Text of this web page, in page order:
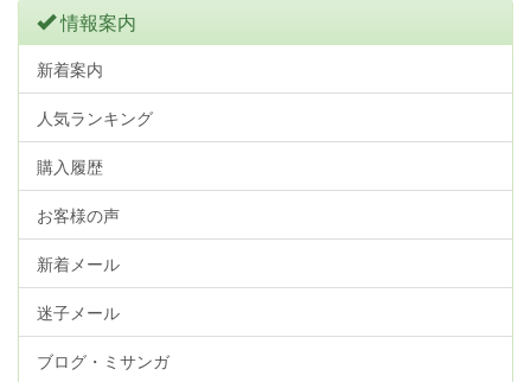
情報案内
新着案内
人気ランキング
購入履歴
お客様の声
新着メール
迷子メール
ブログ・ミサンガ